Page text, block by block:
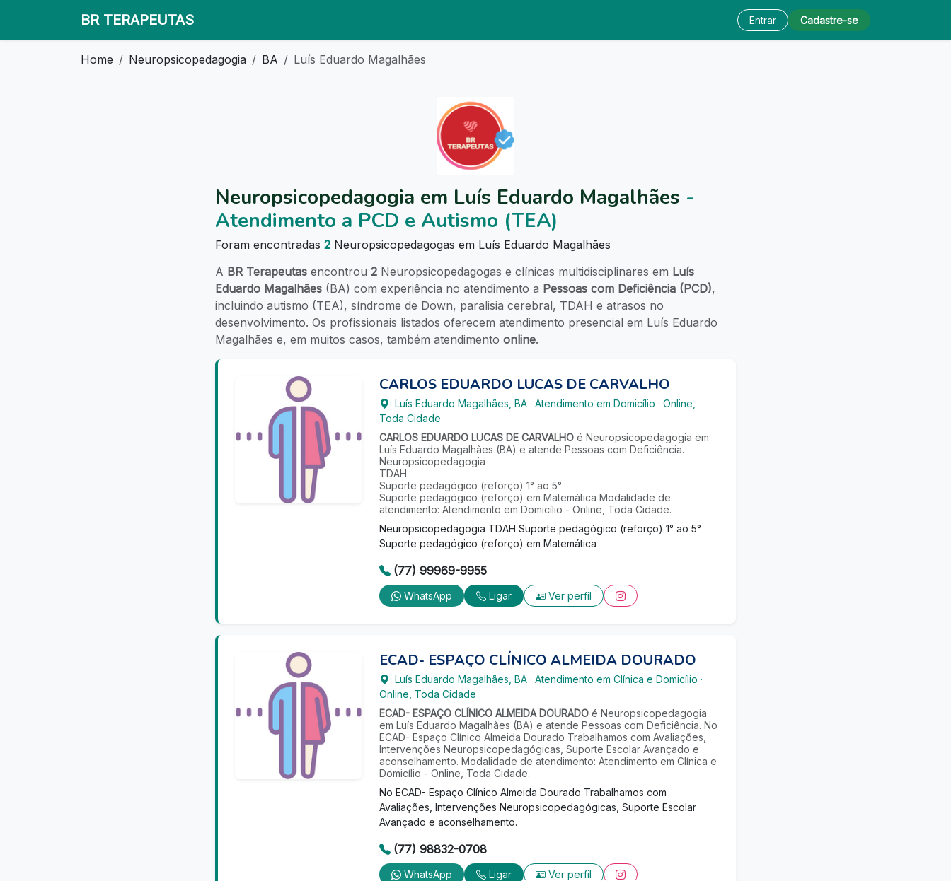
BR TERAPEUTAS Entrar Cadastre-se
Home Neuropsicopedagogia BA Luís Eduardo Magalhães
Neuropsicopedagogia em Luís Eduardo Magalhães -
Atendimento a PCD e Autismo (TEA)
Foram encontradas 2 Neuropsicopedagogas em Luís Eduardo Magalhães
A BR Terapeutas encontrou 2 Neuropsicopedagogas e clínicas multidisciplinares em Luís
Eduardo Magalhães (BA) com experiência no atendimento a Pessoas com Deficiência (PCD),
incluindo autismo (TEA), síndrome de Down, paralisia cerebral, TDAH e atrasos no
desenvolvimento. Os profissionais listados oferecem atendimento presencial em Luís Eduardo
Magalhães e, em muitos casos, também atendimento online.
CARLOS EDUARDO LUCAS DE CARVALHO
Luís Eduardo Magalhães BA · Atendimento em Domicílio · Online,
Toda Cidade
CARLOS EDUARDO LUCAS DE CARVALHO é Neuropsicopedagogia em
Luís Eduardo Magalhães (BA) e atende Pessoas com Deficiência.
Neuropsicopedagogia
TDAH
Suporte pedagógico (reforço) 1° ao 5°
Suporte pedagógico (reforço) em Matemática Modalidade de
atendimento: Atendimento em Domicílio - Online, Toda Cidade.
Neuropsicopedagogia TDAH Suporte pedagógico (reforço) 1° ao 5°
Suporte pedagógico (reforço) em Matemática
(77) 99969-9955
WhatsApp Ligar Ver perfil
ECAD- ESPAÇO CLÍNICO ALMEIDA DOURADO
Luís Eduardo Magalhães BA · Atendimento em Clínica e Domicílio ·
Online, Toda Cidade
ECAD- ESPAÇO CLÍNICO ALMEIDA DOURADO é Neuropsicopedagogia
em Luís Eduardo Magalhães (BA) e atende Pessoas com Deficiência. No
ECAD- Espaço Clínico Almeida Dourado Trabalhamos com Avaliações,
Intervenções Neuropsicopedagógicas, Suporte Escolar Avançado e
aconselhamento. Modalidade de atendimento: Atendimento em Clínica e
Domicílio - Online, Toda Cidade.
No ECAD- Espaço Clínico Almeida Dourado Trabalhamos com
Avaliações, Intervenções Neuropsicopedagógicas, Suporte Escolar
Avançado e aconselhamento.
(77) 98832-0708
WhatsApp Ligar Ver perfil